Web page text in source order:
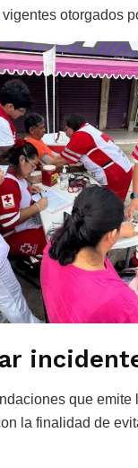
otorgados
que emite
la finalidad de